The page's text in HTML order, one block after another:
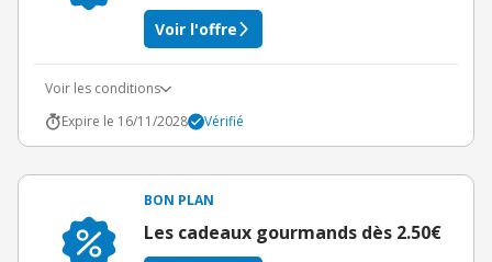
Voir l'offre
Voir les conditions
Expire le 16/11/2028
Vérifié
BON PLAN
Les cadeaux gourmands dès 2.50€